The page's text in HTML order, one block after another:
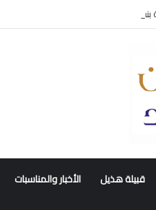
محمد العجلان في ذمة الله
قبيلة هذيل الأخبار والمناسبات